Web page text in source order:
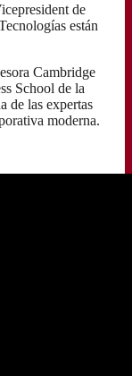
de
están
Cambridge
School de la
de las expertas
moderna.